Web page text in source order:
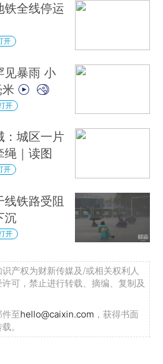
铁全线停运
开
见暴雨 小
开
：城区一片
绳｜读图
开
铁路受阻
沉
开
产权为财新传媒及/或相关权利人
可，禁止进行转载、摘编、复制及
至hello@caixin.com ，获得书面
。